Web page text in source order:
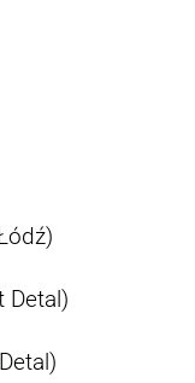
Detal)